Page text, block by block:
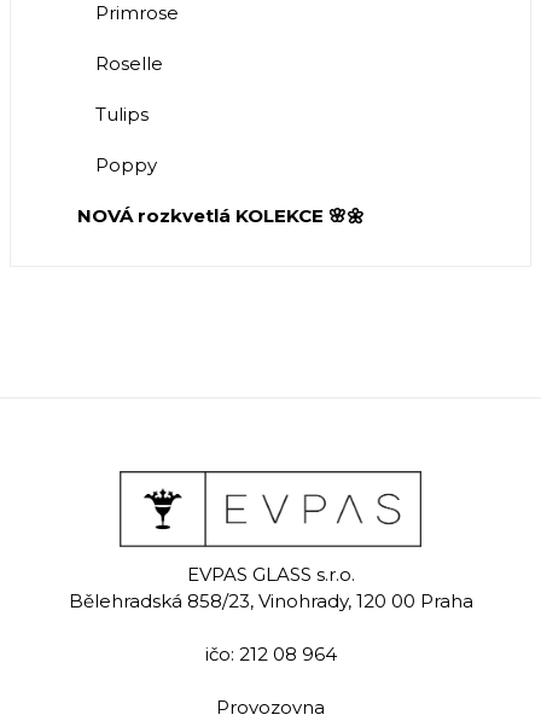
Primrose
Roselle
Tulips
Poppy
NOVÁ rozkvetlá KOLEKCE 🌸🌼
EVPAS GLASS s.r.o.
Bělehradská 858/23, Vinohrady, 120 00 Praha
ičo: 212 08 964
Provozovna